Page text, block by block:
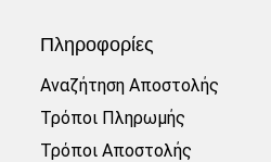
Πληροφορίες
Αναζήτηση Αποστολής
Τρόποι Πληρωμής
Τρόποι Αποστολής